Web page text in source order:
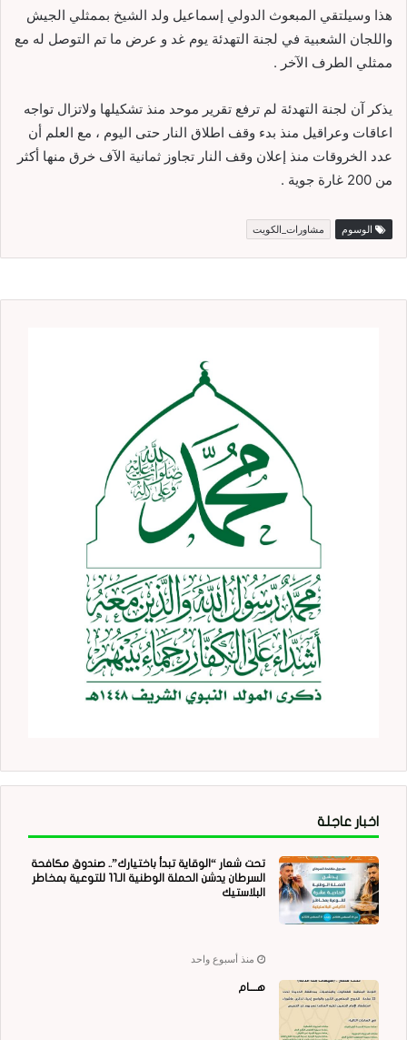
هذا وسيلتقي المبعوث الدولي إسماعيل ولد الشيخ بممثلي الجيش
واللجان الشعبية في لجنة التهدئة يوم غد و عرض ما تم التوصل له مع
ممثلي الطرف الآخر .
يذكر آن لجنة التهدئة لم ترفع تقرير موحد منذ تشكيلها ولاتزال تواجه
اعاقات وعراقيل منذ بدء وقف اطلاق النار حتى اليوم ، مع العلم أن
عدد الخروقات منذ إعلان وقف النار تجاوز ثمانية الآف خرق منها أكثر
من 200 غارة جوية .
الوسوم مشاورات_الكويت
اخبار عاجلة
تحت شعار “الوقاية تبدأ باختيارك”.. صندوق مكافحة
السرطان يدشن الحملة الوطنية الـ11 للتوعية بمخاطر
البلاستيك
منذ أسبوع واحد
هــــام